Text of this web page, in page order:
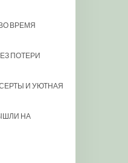
ВРЕМЯ
ПОТЕРИ
И УЮТНАЯ
НА